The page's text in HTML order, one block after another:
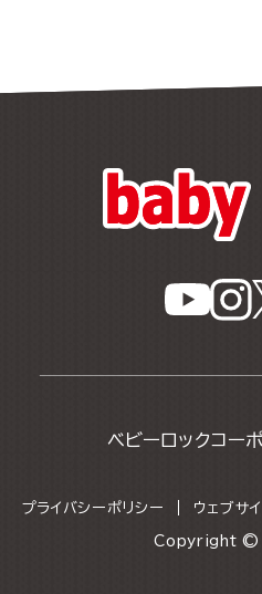
ベビーロックコー
プライバシーポリシー ウェブサ
Copyright ©